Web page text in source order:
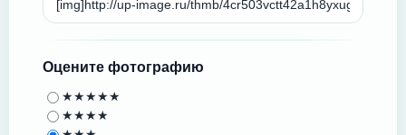
Оцените фотографию
★★★★★
★★★★